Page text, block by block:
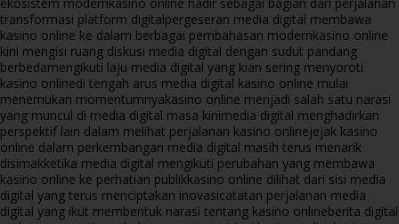
transformasi platform digitalpergeseran media digital membawa
kasino online ke dalam berbagai pembahasan modernkasino online
kini mengisi ruang diskusi media digital dengan sudut pandang
berbedamengikuti laju media digital yang kian sering menyoroti
kasino onlinedi tengah arus media digital kasino online mulai
menemukan momentumnyakasino online menjadi salah satu narasi
yang muncul di media digital masa kinimedia digital menghadirkan
perspektif lain dalam melihat perjalanan kasino onlinejejak kasino
online dalam perkembangan media digital masih terus menarik
disimakketika media digital mengikuti perubahan yang membawa
kasino online ke perhatian publikkasino online dilihat dari sisi media
digital yang terus menciptakan inovasicatatan perjalanan media
digital yang ikut membentuk narasi tentang kasino onlineberita digital